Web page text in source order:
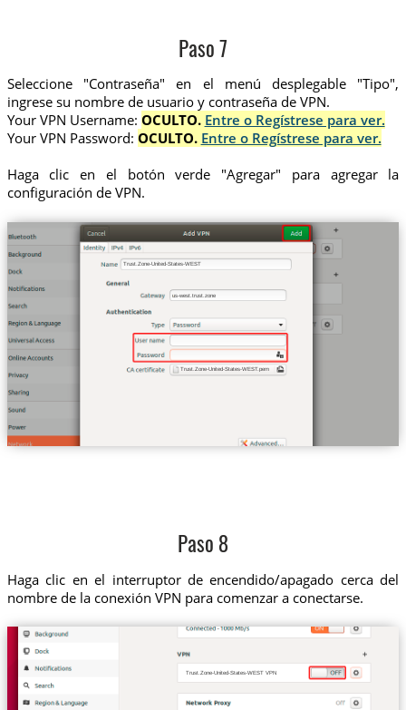
Paso 7
Seleccione "Contraseña" en el menú desplegable "Tipo",
ingrese su nombre de usuario y contraseña de VPN.
Your VPN Username: OCULTO. Entre o Regístrese para ver.
Your VPN Password: OCULTO. Entre o Regístrese para ver.
Haga clic en el botón verde "Agregar" para agregar la
configuración de VPN.
Trust.Zone-United-States-WEST
us-west.trust.zone
Trust.Zone-United-States-WEST.pem
Paso 8
Haga clic en el interruptor de encendido/apagado cerca del
nombre de la conexión VPN para comenzar a conectarse.
Trust.Zone-United-States-WEST VPN